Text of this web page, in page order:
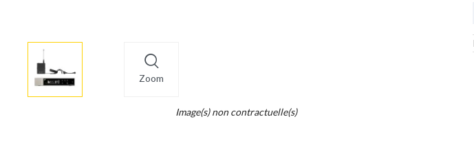
Zoom
More
info
Image(s) non contractuelle(s)